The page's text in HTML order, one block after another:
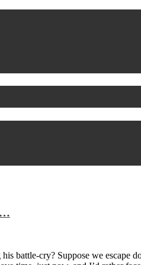
battle-cry? Suppose we